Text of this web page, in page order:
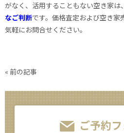
がなく、活用することもない空き家は、
なご判断です。価格査定および空き
気軽にお問合せください。
« 前の記事
ご予約